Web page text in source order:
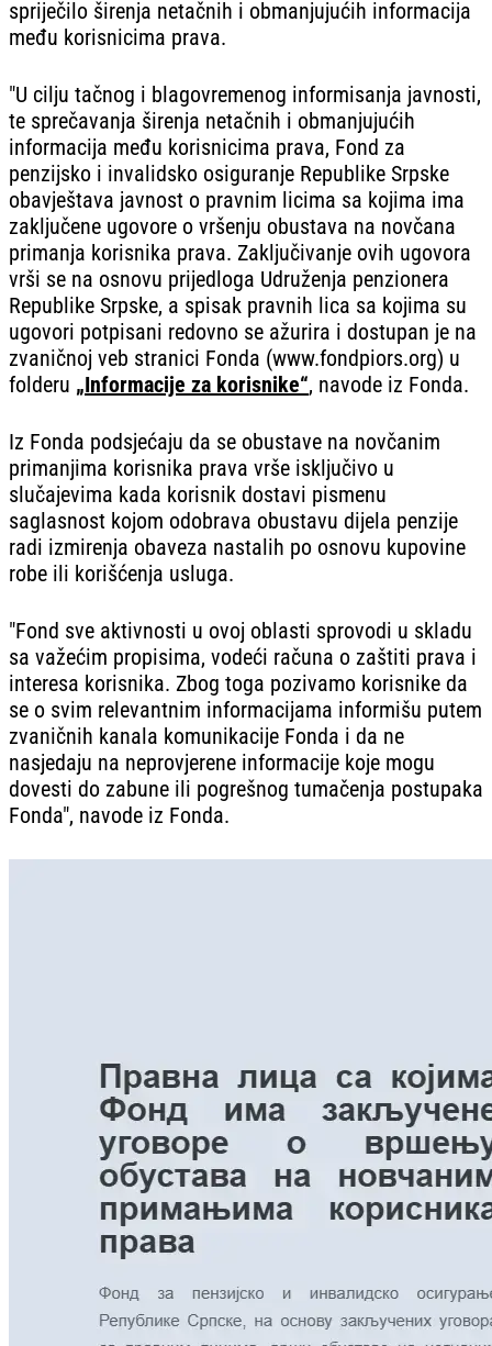
spriječilo širenja netačnih i obmanjujućih informacija
među korisnicima prava.
"U cilju tačnog i blagovremenog informisanja javnosti,
te sprečavanja širenja netačnih i obmanjujućih
informacija među korisnicima prava, Fond za
penzijsko i invalidsko osiguranje Republike Srpske
obavještava javnost o pravnim licima sa kojima ima
zaključene ugovore o vršenju obustava na novčana
primanja korisnika prava. Zaključivanje ovih ugovora
vrši se na osnovu prijedloga Udruženja penzionera
Republike Srpske, a spisak pravnih lica sa kojima su
ugovori potpisani redovno se ažurira i dostupan je na
zvaničnoj veb stranici Fonda (www.fondpiors.org) u
folderu „Informacije za korisnike“, navode iz Fonda.
Iz Fonda podsjećaju da se obustave na novčanim
primanjima korisnika prava vrše isključivo u
slučajevima kada korisnik dostavi pismenu
saglasnost kojom odobrava obustavu dijela penzije
radi izmirenja obaveza nastalih po osnovu kupovine
robe ili korišćenja usluga.
"Fond sve aktivnosti u ovoj oblasti sprovodi u skladu
sa važećim propisima, vodeći računa o zaštiti prava i
interesa korisnika. Zbog toga pozivamo korisnike da
se o svim relevantnim informacijama informišu putem
zvaničnih kanala komunikacije Fonda i da ne
nasjedaju na neprovjerene informacije koje mogu
dovesti do zabune ili pogrešnog tumačenja postupaka
Fonda", navode iz Fonda.